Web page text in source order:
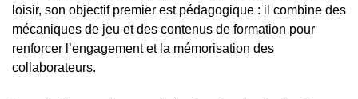
loisir, son objectif premier est pédagogique : il combine des
mécaniques de jeu et des contenus de formation pour
renforcer l’engagement et la mémorisation des
collaborateurs.